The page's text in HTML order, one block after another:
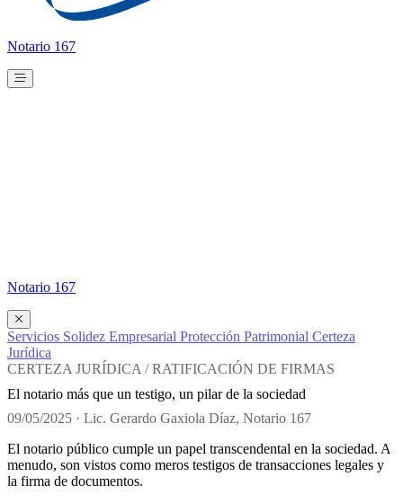
Notario 167
Notario 167
Servicios Solidez Empresarial Protección Patrimonial Certeza
Jurídica
CERTEZA JURÍDICA / RATIFICACIÓN DE FIRMAS
El notario más que un testigo, un pilar de la sociedad
09/05/2025 · Lic. Gerardo Gaxiola Díaz, Notario 167
El notario público cumple un papel transcendental en la sociedad. A
menudo, son vistos como meros testigos de transacciones legales y
la firma de documentos.